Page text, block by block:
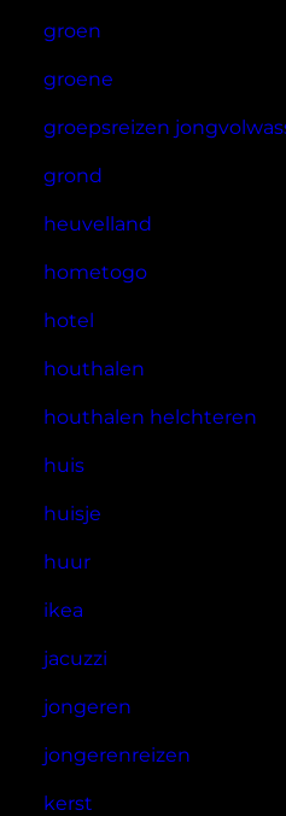
groen
groene
groepsreizen
grond
heuvelland
hometogo
hotel
houthalen
houthalen helchteren
huis
huisje
huur
ikea
jacuzzi
jongeren
jongerenreizen
kerst